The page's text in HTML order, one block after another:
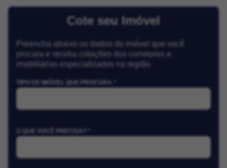
Cote seu Imóvel
Preencha abaixo os dados do imóvel que você
procura e receba cotações dos corretores e
imobiliárias especializados na região.
TIPO DE IMÓVEL QUE PROCURA *
O QUE VOCÊ PRECISA? *